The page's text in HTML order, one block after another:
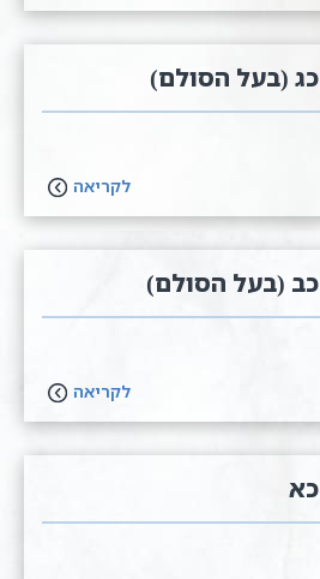
(בעל הסולם)
לקריאה
(בעל הסולם)
לקריאה